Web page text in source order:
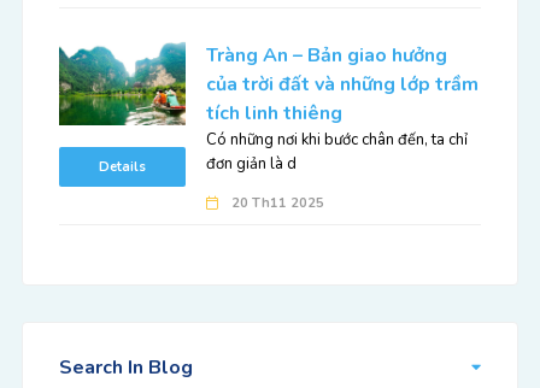
Details
Tràng An – Bản giao hưởng
của trời đất và những lớp trầm
tích linh thiêng
Có những nơi khi bước chân đến, ta chỉ
đơn giản là d
20 Th11 2025
Search In Blog